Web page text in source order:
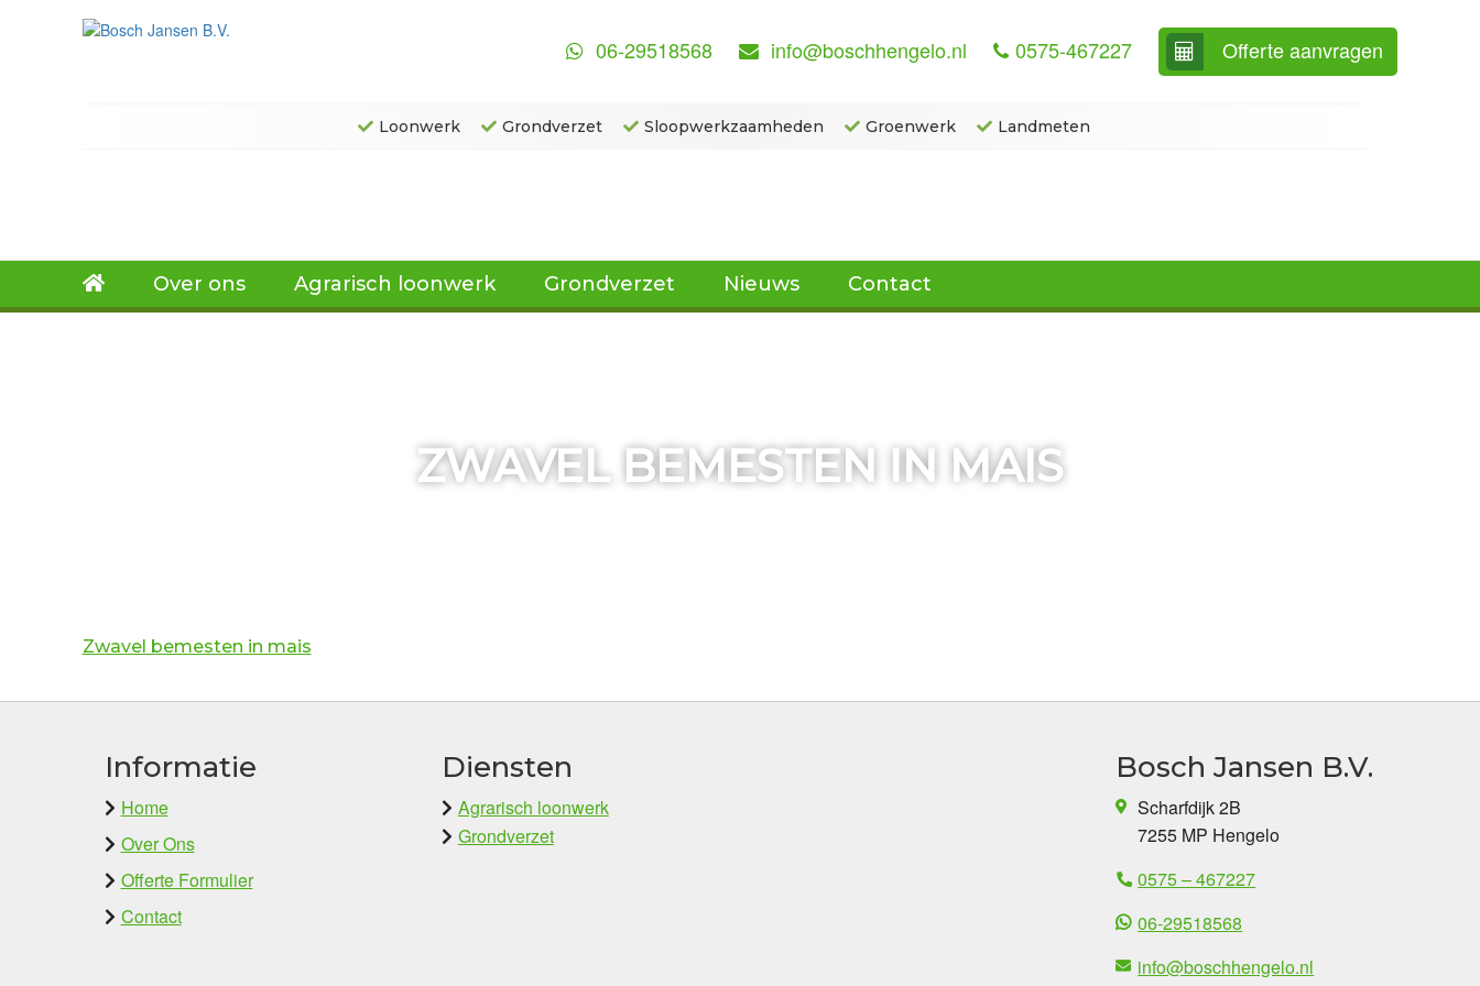
06-29518568 info@boschhengelo.nl 0575-467227 Offerte aanvragen
Loonwerk Grondverzet Sloopwerkzaamheden Groenwerk Landmeten
Over ons Agrarisch loonwerk Grondverzet Nieuws Contact
ZWAVEL BEMESTEN IN MAIS
Zwavel bemesten in mais
Informatie
Home
Over Ons
Offerte Formulier
Contact
Diensten
Agrarisch loonwerk
Grondverzet
Bosch Jansen B.V.
Scharfdijk 2B
7255 MP Hengelo
0575 – 467227
06-29518568
info@boschhengelo.nl